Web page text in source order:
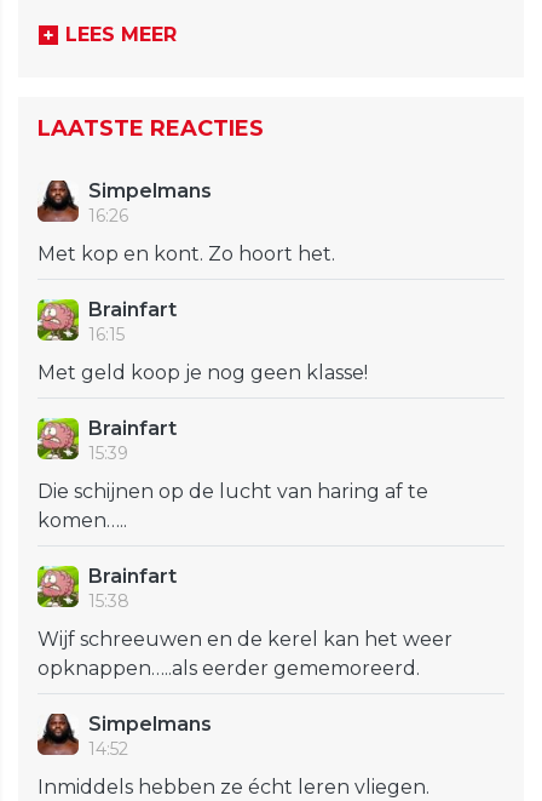
LEES MEER
LAATSTE REACTIES
Simpelmans
16:26
Met kop en kont. Zo hoort het.
Brainfart
16:15
Met geld koop je nog geen klasse!
Brainfart
15:39
Die schijnen op de lucht van haring af te
komen…..
Brainfart
15:38
Wijf schreeuwen en de kerel kan het weer
opknappen…..als eerder gememoreerd.
Simpelmans
14:52
Inmiddels hebben ze écht leren vliegen.